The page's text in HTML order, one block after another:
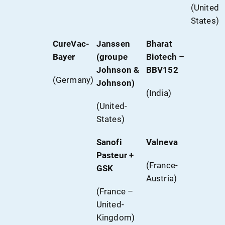
(United-
States)
CureVac-
Bayer
(Germany)
Janssen
(groupe
Johnson &
Johnson)
(United-
States)
Bharat
Biotech –
BBV152
(India)
Sanofi
Pasteur +
GSK
(France –
United-
Kingdom)
Valneva
(France-
Austria)